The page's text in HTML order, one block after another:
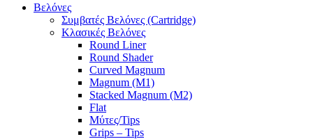
Βελόνες
Συμβατές Βελόνες (Cartridge)
Κλασικές Βελόνες
Round Liner
Round Shader
Curved Magnum
Magnum (M1)
Stacked Magnum (M2)
Flat
Μύτες/Tips
Grips – Tips